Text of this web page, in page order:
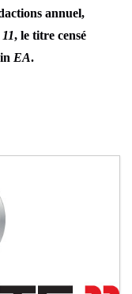
annuel,
, le titre censé
EA.